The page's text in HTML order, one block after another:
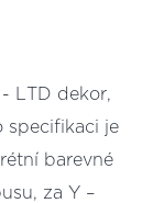
LTD dekor,
specifikaci je
barevné
za Y –